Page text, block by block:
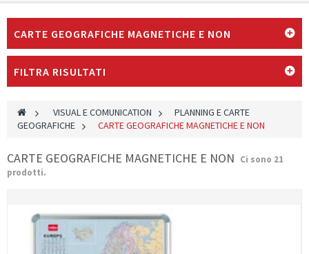
CARTE GEOGRAFICHE MAGNETICHE E NON
FILTRA RISULTATI
> VISUAL E COMUNICATION >
PLANNING E CARTE
GEOGRAFICHE > CARTE GEOGRAFICHE MAGNETICHE E NON
CARTE GEOGRAFICHE MAGNETICHE E NON Ci sono 21
prodotti.